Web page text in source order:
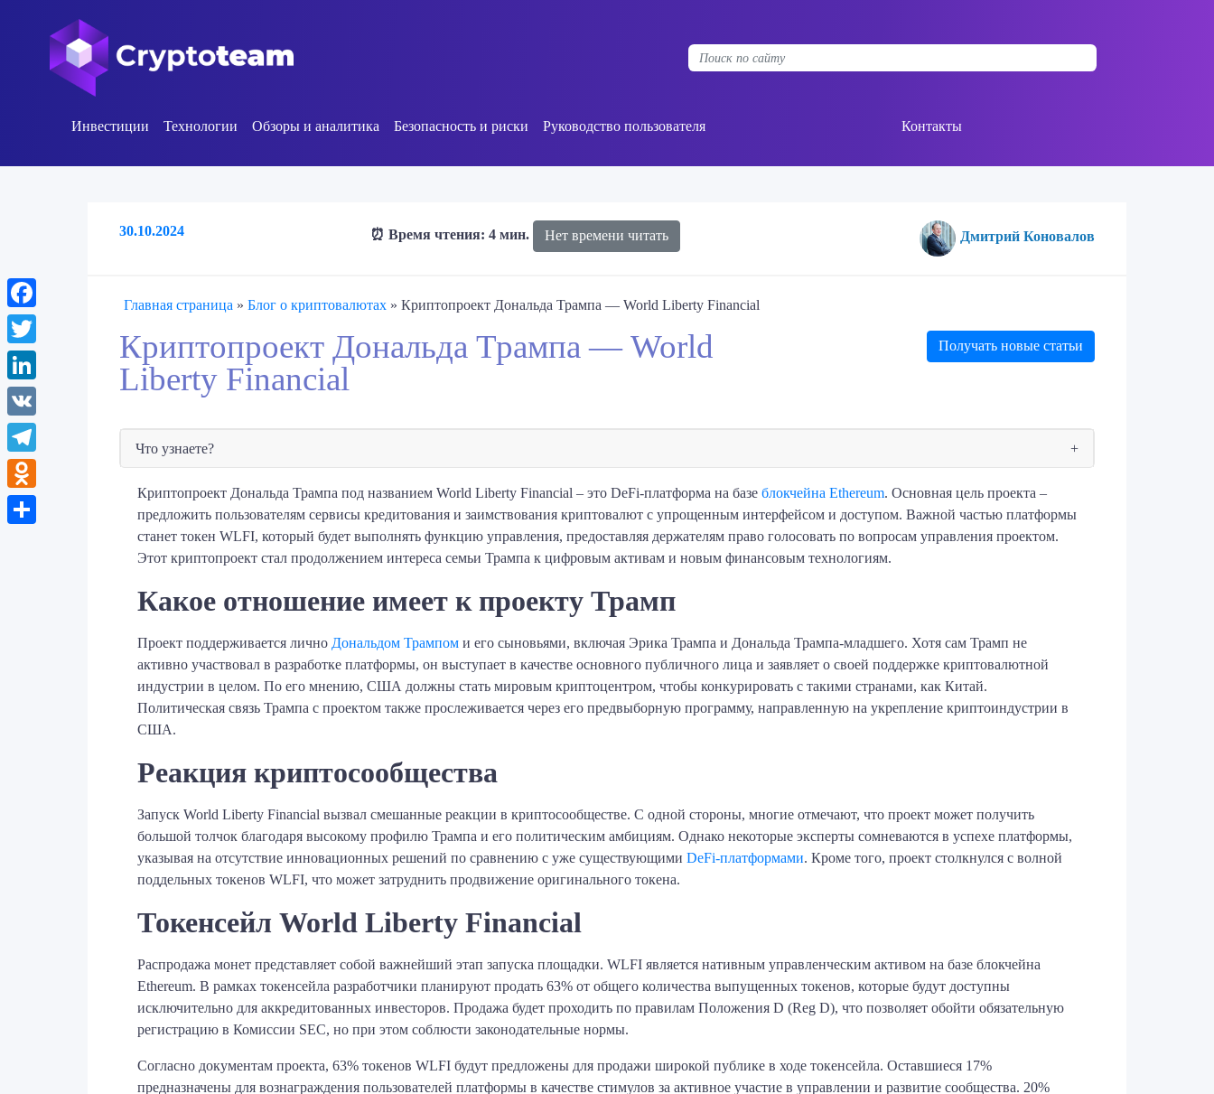
Инвестиции Технологии Обзоры и аналитика Безопасность и риски Руководство пользователя Контакты
30.10.2024 ⏰ Время чтения: 4 мин. Нет времени читать Дмитрий Коновалов
Главная страница » Блог о криптовалютах » Криптопроект Дональда Трампа — World Liberty Financial
Криптопроект Дональда Трампа — World
Liberty Financial
Получать новые статьи
Что узнаете?
Криптопроект Дональда Трампа под названием World Liberty Financial – это DeFi-платформа на базе блокчейна Ethereum. Основная цель проекта –
предложить пользователям сервисы кредитования и заимствования криптовалют с упрощенным интерфейсом и доступом. Важной частью платформы
станет токен WLFI, который будет выполнять функцию управления, предоставляя держателям право голосовать по вопросам управления проектом.
Этот криптопроект стал продолжением интереса семьи Трампа к цифровым активам и новым финансовым технологиям.
Какое отношение имеет к проекту Трамп
Проект поддерживается лично Дональдом Трампом и его сыновьями, включая Эрика Трампа и Дональда Трампа-младшего. Хотя сам Трамп не
активно участвовал в разработке платформы, он выступает в качестве основного публичного лица и заявляет о своей поддержке криптовалютной
индустрии в целом. По его мнению, США должны стать мировым криптоцентром, чтобы конкурировать с такими странами, как Китай.
Политическая связь Трампа с проектом также прослеживается через его предвыборную программу, направленную на укрепление криптоиндустрии в
США.
Реакция криптосообщества
Запуск World Liberty Financial вызвал смешанные реакции в криптосообществе. С одной стороны, многие отмечают, что проект может получить
большой толчок благодаря высокому профилю Трампа и его политическим амбициям. Однако некоторые эксперты сомневаются в успехе платформы,
указывая на отсутствие инновационных решений по сравнению с уже существующими DeFi-платформами. Кроме того, проект столкнулся с волной
поддельных токенов WLFI, что может затруднить продвижение оригинального токена.
Токенсейл World Liberty Financial
Распродажа монет представляет собой важнейший этап запуска площадки. WLFI является нативным управленческим активом на базе блокчейна
Ethereum. В рамках токенсейла разработчики планируют продать 63% от общего количества выпущенных токенов, которые будут доступны
исключительно для аккредитованных инвесторов. Продажа будет проходить по правилам Положения D (Reg D), что позволяет обойти обязательную
регистрацию в Комиссии SEC, но при этом соблюсти законодательные нормы.
Согласно документам проекта, 63% токенов WLFI будут предложены для продажи широкой публике в ходе токенсейла. Оставшиеся 17%
предназначены для вознаграждения пользователей платформы в качестве стимулов за активное участие в управлении и развитие сообщества. 20%
Facebook
Twitter
LinkedIn
VK
Telegram
Odnoklassniki